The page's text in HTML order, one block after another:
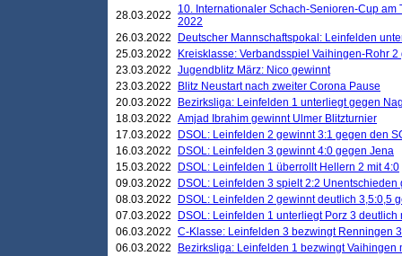
28.03.2022
10. Internationaler Schach-Senioren-Cup am
2022
26.03.2022
Deutscher Mannschaftspokal: Leinfelden
25.03.2022
Kreisklasse: Verbandsspiel Vaihingen-Rohr
23.03.2022 Jugendblitz März: Nico gewinnt
23.03.2022
Blitz Neustart nach zweiter Corona Pause
20.03.2022
Bezirksliga: Leinfelden 1 unterliegt gegen
18.03.2022 Amjad Ibrahim gewinnt Ulmer Blitzturnier
17.03.2022
DSOL: Leinfelden 2 gewinnt 3:1 gegen den
16.03.2022
DSOL: Leinfelden 3 gewinnt 4:0 gegen Jena
15.03.2022
DSOL: Leinfelden 1 überrollt Hellern 2 mit 4:0
09.03.2022
DSOL: Leinfelden 3 spielt 2:2 Unentschieden
08.03.2022
DSOL: Leinfelden 2 gewinnt deutlich 3,5:0,5
07.03.2022
DSOL: Leinfelden 1 unterliegt Porz 3 deutlich
06.03.2022 C-Klasse: Leinfelden 3 bezwingt Renningen
06.03.2022
Bezirksliga: Leinfelden 1 bezwingt Vaihingen